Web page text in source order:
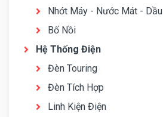
Nhớt Máy - Nước Mát - Dầu
Bố Nồi
Hệ Thống Điện
Đèn Touring
Đèn Tích Hợp
Linh Kiện Điện